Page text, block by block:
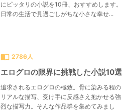
にピッタリの小説を10冊、おすすめします。
日常の生活で見過ごしがちな小さな幸せ...
import_contacts 2786人
エログロの限界に挑戦した小説10選
追求されるエログロの極致。骨に染みる程の
リアルな描写、受け手に反感さえ抱かせる強
烈な描写力。そんな作品群を集めてみまし